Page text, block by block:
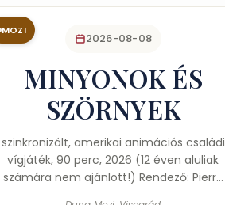
MOZI
2026-08-08
MINYONOK ÉS
SZÖRNYEK
szinkronizált, amerikai animációs családi
vígjáték, 90 perc, 2026 (12 éven aluliak
számára nem ajánlott!) Rendező: Pierre